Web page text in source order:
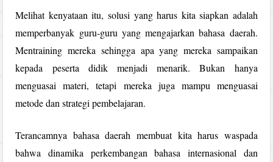
Melihat kenyataan itu, solusi yang harus kita siapkan adalah
memperbanyak guru-guru yang mengajarkan bahasa daerah.
Mentraining mereka sehingga apa yang mereka sampaikan
kepada peserta didik menjadi menarik. Bukan hanya
menguasai materi, tetapi mereka juga mampu menguasai
metode dan strategi pembelajaran.
Terancamnya bahasa daerah membuat kita harus waspada
bahwa dinamika perkembangan bahasa internasional dan